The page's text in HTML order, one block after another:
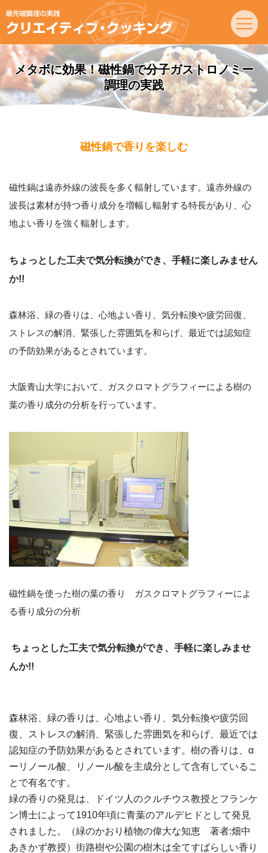
メタボに効果！磁性鍋で分子ガストロノミー
調理の実践
磁性鍋で香りを楽しむ
磁性鍋は遠赤外線の波長を多く輻射しています。遠赤外線の
波長は素材が持つ香り成分を増幅し輻射する特長があり、心
地よい香りを強く輻射します。
ちょっとした工夫で気分転換ができ、手軽に楽しみません
か!!
森林浴、緑の香りは、心地よい香り、気分転換や疲労回復、
ストレスの解消、緊張した雰囲気を和らげ、最近では認知症
の予防効果があるとされています。
大阪青山大学において、ガスクロマトグラフィーによる樹の
葉の香り成分の分析を行っています。
磁性鍋を使った樹の葉の香り ガスクロマトグラフィーによ
る香り成分の分析
ちょっとした工夫で気分転換ができ、手軽に楽しみませ
んか!!
森林浴、緑の香りは、心地よい香り、気分転換や疲労回
復、ストレスの解消、緊張した雰囲気を和らげ、最近では
認知症の予防効果があるとされています。樹の香りは、α
ーリノール酸、リノール酸を主成分として含有しているこ
とで有名です。
緑の香りの発見は、ドイツ人のクルチウス教授とフランケ
ン博士によって1910年頃に青葉のアルデヒドとして発見
されました。（緑のかおり植物の偉大な知恵 著者:畑中
あきかず教授）街路樹や公園の樹木は全てすばらしい香り